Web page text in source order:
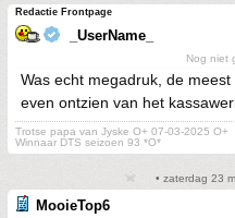
Redactie Frontpage
_UserName_
Nog niet
Was echt megadruk, de
even ontzien van het
Trotse papa van Jyske O+ 07-03-2025 O+
Winnaar DTS seizoen 93 *O*
• zaterdag 23
MooieTop6